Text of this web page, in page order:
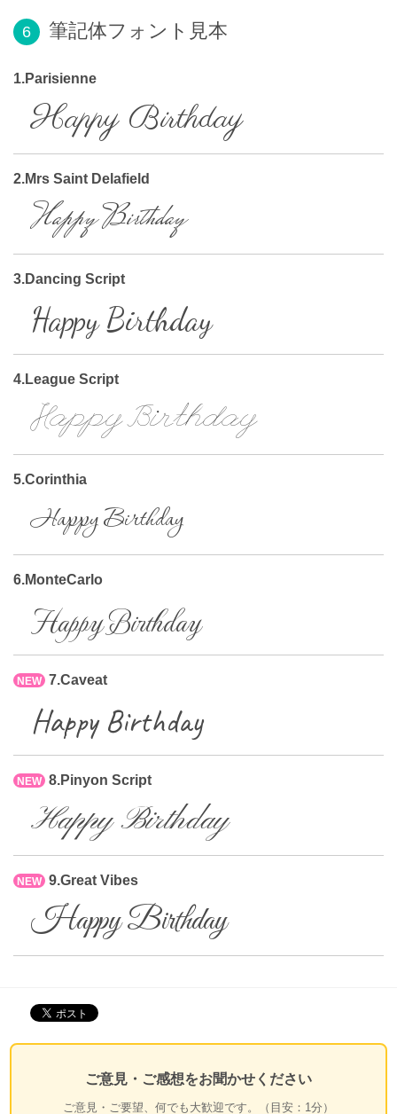
6 筆記体フォント見本
1.Parisienne
Happy Birthday
2.Mrs Saint Delafield
Happy Birthday
3.Dancing Script
Happy Birthday
4.League Script
Happy Birthday
5.Corinthia
Happy Birthday
6.MonteCarlo
Happy Birthday
NEW 7.Caveat
Happy Birthday
NEW 8.Pinyon Script
Happy Birthday
NEW 9.Great Vibes
Happy Birthday
ご意見・ご感想をお聞かせください
ご意見・ご要望、何でも大歓迎です。（目安：1分）